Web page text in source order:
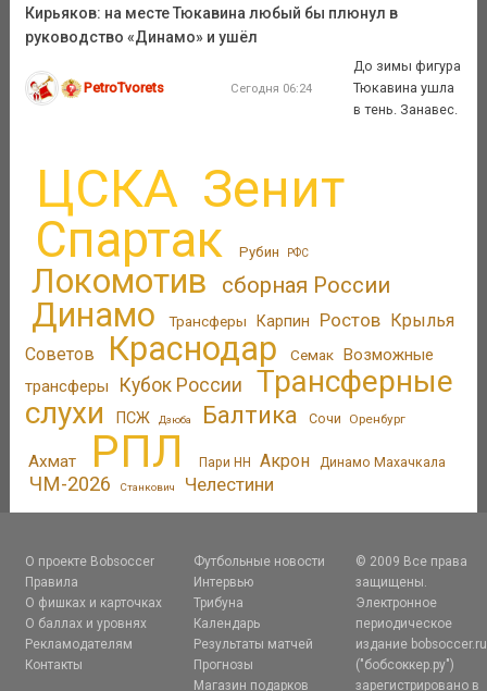
Кирьяков: на месте Тюкавина любый бы плюнул в
руководство «Динамо» и ушёл
PetroTvorets Сегодня 06:24
До зимы фигура
Тюкавина ушла
в тень. Занавес.
ЦСКА Зенит
Спартак Рубин РФС
Локомотив сборная России
Динамо Трансферы Карпин Ростов Крылья
Советов
Краснодар Семак Возможные
трансферы
Кубок России
Трансферные
слухи
ПСЖ Дзюба Балтика Сочи Оренбург
Ахмат РПЛ Пари НН Акрон Динамо Махачкала
ЧМ-2026 Станкович Челестини
О проекте Bobsoccer
Правила
О фишках и карточках
О баллах и уровнях
Рекламодателям
Контакты
Футбольные новости
Интервью
Трибуна
Календарь
Результаты матчей
Прогнозы
Магазин подарков
© 2009 Все права
защищены.
Электронное
периодическое
издание bobsoccer.ru
("бобсоккер.ру")
зарегистрировано в